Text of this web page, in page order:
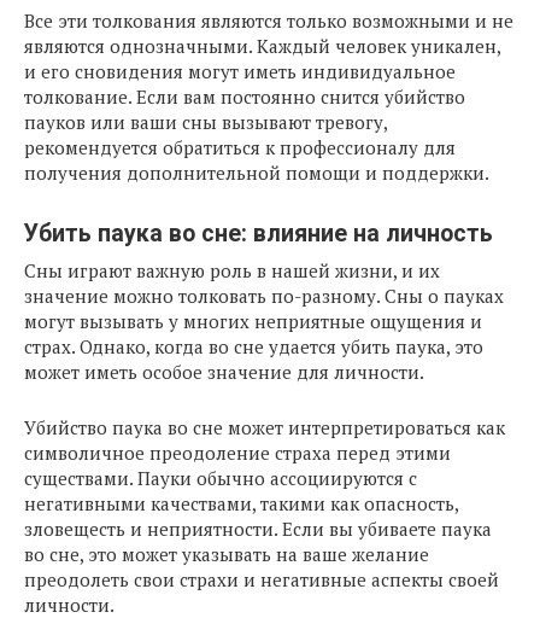
Все эти толкования являются только возможными и не
являются однозначными. Каждый человек уникален,
и его сновидения могут иметь индивидуальное
толкование. Если вам постоянно снится убийство
пауков или ваши сны вызывают тревогу,
рекомендуется обратиться к профессионалу для
получения дополнительной помощи и поддержки.
Убить паука во сне: влияние на личность
Сны играют важную роль в нашей жизни, и их
значение можно толковать по-разному. Сны о пауках
могут вызывать у многих неприятные ощущения и
страх. Однако, когда во сне удается убить паука, это
может иметь особое значение для личности.
Убийство паука во сне может интерпретироваться как
символичное преодоление страха перед этими
существами. Пауки обычно ассоциируются с
негативными качествами, такими как опасность,
зловещесть и неприятности. Если вы убиваете паука
во сне, это может указывать на ваше желание
преодолеть свои страхи и негативные аспекты своей
личности.